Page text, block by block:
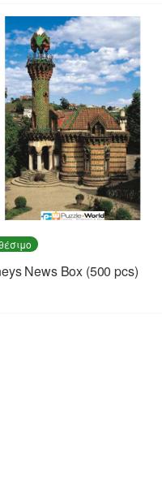
News Box (500 pcs)